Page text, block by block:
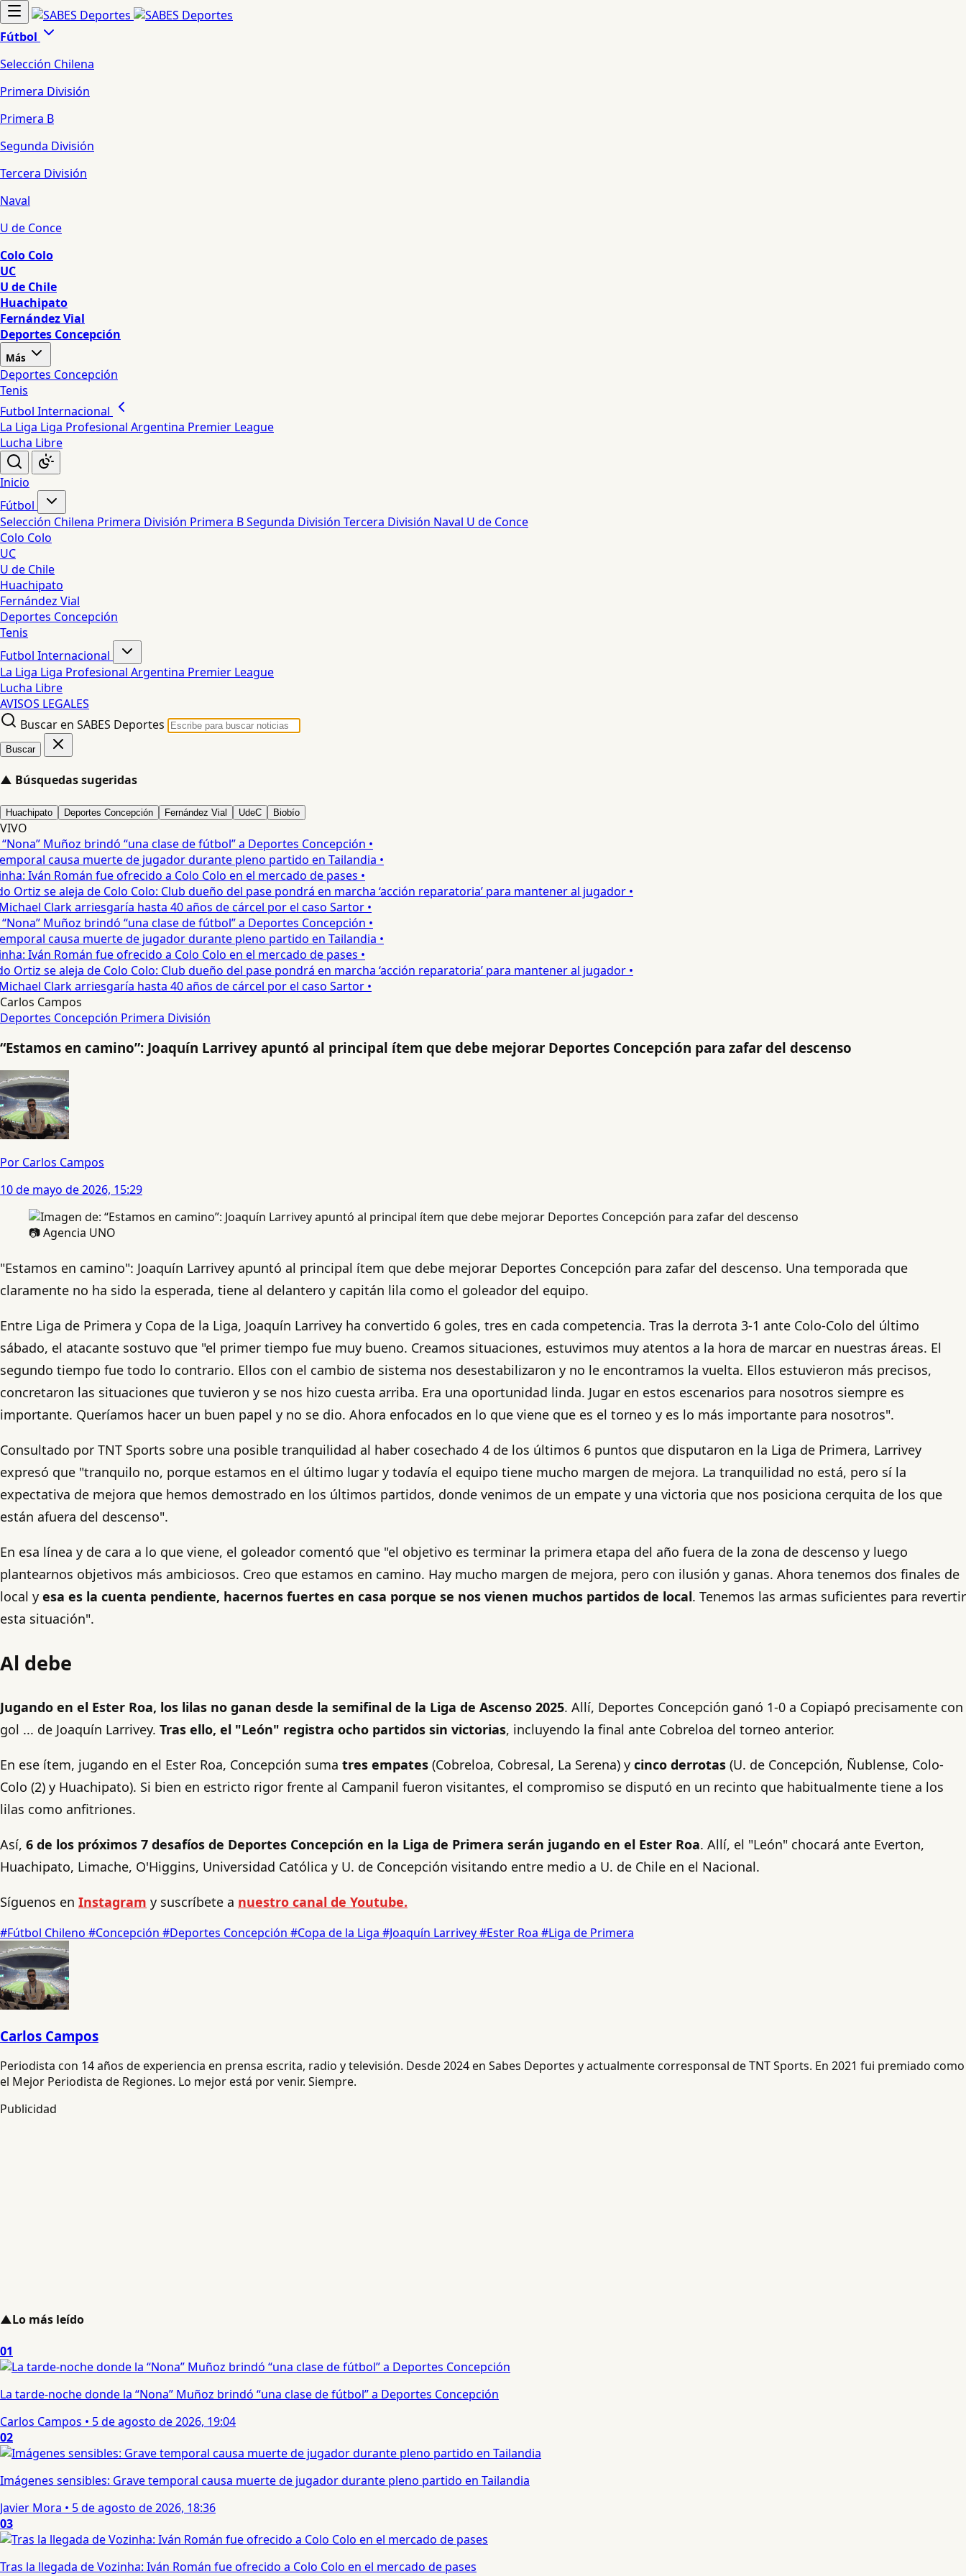
Fútbol
Selección Chilena
Primera División
Primera B
Segunda División
Tercera División
Naval
U de Conce
Colo Colo
UC
U de Chile
Huachipato
Fernández Vial
Deportes Concepción
Más
Deportes Concepción
Tenis
Futbol Internacional
La Liga Liga Profesional Argentina Premier League
Lucha Libre
Inicio
Fútbol
Selección Chilena Primera División Primera BSegunda División Tercera División Naval U de Conce
Colo Colo
UC
U de Chile
Huachipato
Fernández Vial
Deportes Concepción
Tenis
Futbol Internacional
La Liga Liga Profesional Argentina Premier League
Lucha Libre
AVISOS LEGALES
Buscar en SABES Deportes
Buscar
▲ Búsquedas sugeridas
Huachipato Deportes Concepción Fernández Vial UdeC Biobío
VIVO
Muñoz brindó “una clase de fútbol” a Deportes Concepción •
causa muerte de jugador durante pleno partido en Tailandia •
Iván Román fue ofrecido a Colo Colo en el mercado de pases •
se aleja de Colo Colo: Club dueño del pase pondrá en marcha ‘acción reparatoria’ para mantener al jugador •
Clark arriesgaría hasta 40 años de cárcel por el caso Sartor •
Muñoz brindó “una clase de fútbol” a Deportes Concepción •
causa muerte de jugador durante pleno partido en Tailandia •
Iván Román fue ofrecido a Colo Colo en el mercado de pases •
se aleja de Colo Colo: Club dueño del pase pondrá en marcha ‘acción reparatoria’ para mantener al jugador •
Clark arriesgaría hasta 40 años de cárcel por el caso Sartor •
Carlos Campos
Deportes Concepción Primera División
“Estamos en camino”: Joaquín Larrivey apuntó al principal ítem que debe mejorar Deportes Concepción para zafar del descenso
Por Carlos Campos
10 de mayo de 2026, 15:29
📷 Agencia UNO
"Estamos en camino": Joaquín Larrivey apuntó al principal ítem que debe mejorar Deportes Concepción para zafar del descenso. Una temporada que
claramente no ha sido la esperada, tiene al delantero y capitán lila como el goleador del equipo.
Entre Liga de Primera y Copa de la Liga, Joaquín Larrivey ha convertido 6 goles, tres en cada competencia. Tras la derrota 3-1 ante Colo-Colo del último
sábado, el atacante sostuvo que "el primer tiempo fue muy bueno. Creamos situaciones, estuvimos muy atentos a la hora de marcar en nuestras áreas. El
segundo tiempo fue todo lo contrario. Ellos con el cambio de sistema nos desestabilizaron y no le encontramos la vuelta. Ellos estuvieron más precisos,
concretaron las situaciones que tuvieron y se nos hizo cuesta arriba. Era una oportunidad linda. Jugar en estos escenarios para nosotros siempre es
importante. Queríamos hacer un buen papel y no se dio. Ahora enfocados en lo que viene que es el torneo y es lo más importante para nosotros".
Consultado por TNT Sports sobre una posible tranquilidad al haber cosechado 4 de los últimos 6 puntos que disputaron en la Liga de Primera, Larrivey
expresó que "tranquilo no, porque estamos en el último lugar y todavía el equipo tiene mucho margen de mejora. La tranquilidad no está, pero sí la
expectativa de mejora que hemos demostrado en los últimos partidos, donde venimos de un empate y una victoria que nos posiciona cerquita de los que
están afuera del descenso".
En esa línea y de cara a lo que viene, el goleador comentó que "el objetivo es terminar la primera etapa del año fuera de la zona de descenso y luego
plantearnos objetivos más ambiciosos. Creo que estamos en camino. Hay mucho margen de mejora, pero con ilusión y ganas. Ahora tenemos dos finales de
local y esa es la cuenta pendiente, hacernos fuertes en casa porque se nos vienen muchos partidos de local. Tenemos las armas suficientes para revertir
esta situación".
Al debe
Jugando en el Ester Roa, los lilas no ganan desde la semifinal de la Liga de Ascenso 2025. Allí, Deportes Concepción ganó 1-0 a Copiapó precisamente con
gol ... de Joaquín Larrivey. Tras ello, el "León" registra ocho partidos sin victorias, incluyendo la final ante Cobreloa del torneo anterior.
En ese ítem, jugando en el Ester Roa, Concepción suma tres empates (Cobreloa, Cobresal, La Serena) y cinco derrotas (U. de Concepción, Ñublense, Colo-
Colo (2) y Huachipato). Si bien en estricto rigor frente al Campanil fueron visitantes, el compromiso se disputó en un recinto que habitualmente tiene a los
lilas como anfitriones.
Así, 6 de los próximos 7 desafíos de Deportes Concepción en la Liga de Primera serán jugando en el Ester Roa. Allí, el "León" chocará ante Everton,
Huachipato, Limache, O'Higgins, Universidad Católica y U. de Concepción visitando entre medio a U. de Chile en el Nacional.
Síguenos en Instagram y suscríbete a nuestro canal de Youtube.
#Fútbol Chileno #Concepción #Deportes Concepción #Copa de la Liga #Joaquín Larrivey#Ester Roa #Liga de Primera
Carlos Campos
Periodista con 14 años de experiencia en prensa escrita, radio y televisión. Desde 2024 en Sabes Deportes y actualmente corresponsal de TNT Sports. En 2021 fui premiado como
el Mejor Periodista de Regiones. Lo mejor está por venir. Siempre.
Publicidad
▲Lo más leído
01
La tarde-noche donde la “Nona” Muñoz brindó “una clase de fútbol” a Deportes Concepción
Carlos Campos • 5 de agosto de 2026, 19:04
02
Imágenes sensibles: Grave temporal causa muerte de jugador durante pleno partido en Tailandia
Javier Mora • 5 de agosto de 2026, 18:36
03
Tras la llegada de Vozinha: Iván Román fue ofrecido a Colo Colo en el mercado de pases